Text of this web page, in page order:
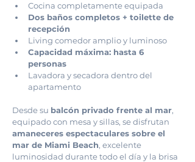
Cocina completamente equipada
Dos baños completos + toilette de
recepción
Living comedor amplio y luminoso
Capacidad máxima: hasta 6
personas
Lavadora y secadora dentro del
apartamento
Desde su balcón privado frente al mar,
equipado con mesa y sillas, se disfrutan
amaneceres espectaculares sobre el
mar de Miami Beach, excelente
luminosidad durante todo el día y la brisa